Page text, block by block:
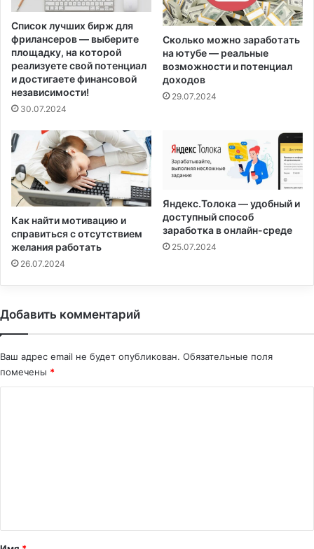
Список лучших бирж для
фрилансеров — выберите
площадку, на которой
реализуете свой потенциал
и достигаете финансовой
независимости!
30.07.2024
Сколько можно заработать
на ютубе — реальные
возможности и потенциал
доходов
29.07.2024
Как найти мотивацию и
справиться с отсутствием
желания работать
26.07.2024
Яндекс.Толока — удобный и
доступный способ
заработка в онлайн-среде
25.07.2024
Добавить комментарий
Ваш адрес email не будет опубликован. Обязательные поля
помечены *
а